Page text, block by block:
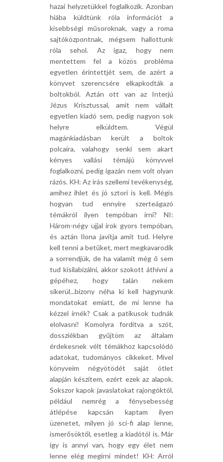
hazai helyzetükkel foglalkozik. Azonban
hiába küldtünk róla információt a
kisebbségi műsoroknak, vagy a roma
sajtóközpontnak, mégsem hallottunk
róla sehol. Az igaz, hogy nem
mentettem fel a közös probléma
egyetlen érintettjét sem, de azért a
könyvet szerencsére elkapkodták a
boltokból. Aztán ott van az Interjú
Jézus Krisztussal, amit nem vállalt
egyetlen kiadó sem, pedig nagyon sok
helyre elküldtem. Végül
magánkiadásban került a boltok
polcaira, valahogy senki sem akart
kényes vallási témájú könyvvel
foglalkozni, pedig igazán nem volt olyan
rázós. KH: Az írás szellemi tevékenység,
amihez ihlet és jó sztori is kell. Mégis
hogyan tud ennyire szerteágazó
témákról ilyen tempóban írni? NI:
Három-négy ujjal írok gyors tempóban,
és aztán Ilona javítja amit tud. Helyre
kell tenni a betűket, mert megkavarodik
a sorrendjük, de ha valamit még ő sem
tud kisilabizálni, akkor szokott áthívni a
gépéhez, hogy talán nekem
sikerül...bizony néha ki kell hagynunk
mondatokat emiatt, de mi lenne ha
kézzel írnék? Csak a patikusok tudnák
elolvasni! Komolyra fordítva a szót,
dossziékban gyűjtöm az általam
érdekesnek vélt témákhoz kapcsolódó
adatokat, tudományos cikkeket. Mivel
könyveim négyötödét saját ötlet
alapján készítem, ezért ezek az alapok.
Sokszor kapok javaslatokat rajongóktól,
például nemrég a fénysebesség
átlépése kapcsán kaptam ilyen
üzenetet, milyen jó sci-fi alap lenne,
ismerősöktől, esetleg a kiadótól is. Már
így is annyi van, hogy egy élet nem
lenne elég megírni mindet! KH: Arról